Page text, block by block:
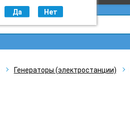
Да Нет
Генераторы (электростанции)